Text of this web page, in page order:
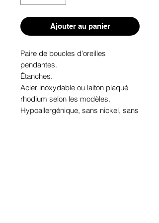
Ajouter au panier
Paire de boucles d'oreilles
pendantes.
Étanches.
Acier inoxydable ou laiton plaqué
rhodium selon les modèles.
Hypoallergénique, sans nickel, sans